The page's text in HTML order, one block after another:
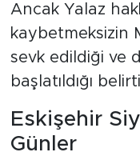
Ancak Yalaz
kaybetmeksizin
sevk edildiği ve
başlatıldığı
Eskişehir
Günler